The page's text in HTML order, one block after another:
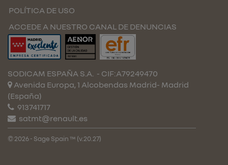
POLÍTICA DE USO
ACCEDE A NUESTRO CANAL DE DENUNCIAS
SODICAM ESPAÑA S.A. - CIF:A79249470
Avenida Europa, 1 Alcobendas Madrid- Madrid
(España)
913741717
satmt@renault.es
© 2026 - Sage Spain ™ (v.20.27)